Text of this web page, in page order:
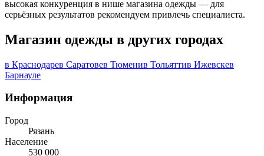
высокая конкуренция в нише магазина одежды — для
серьёзных результатов рекомендуем привлечь специалиста.
Магазин одежды в других городах
в Краснодарев Саратовев Тюменив Тольяттив Ижевскев
Барнауле
Информация
Город
Рязань
Население
530 000